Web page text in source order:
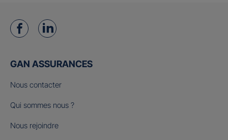
GAN ASSURANCES
Nous contacter
Qui sommes nous ?
Nous rejoindre